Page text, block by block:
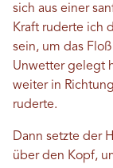
sich aus einer
Kraft ruderte ich
sein, um das
Unwetter gelegt
weiter in
ruderte.
Dann setzte der
über den Kopf,